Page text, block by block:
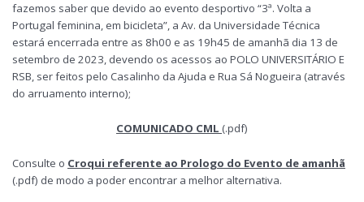
fazemos saber que devido ao evento desportivo “3ª. Volta a
Portugal feminina, em bicicleta”, a Av. da Universidade Técnica
estará encerrada entre as 8h00 e as 19h45 de amanhã dia 13 de
setembro de 2023, devendo os acessos ao POLO UNIVERSITÁRIO E
RSB, ser feitos pelo Casalinho da Ajuda e Rua Sá Nogueira (através
do arruamento interno);
COMUNICADO CML (.pdf)
Consulte o Croqui referente ao Prologo do Evento de amanhã
(.pdf) de modo a poder encontrar a melhor alternativa.